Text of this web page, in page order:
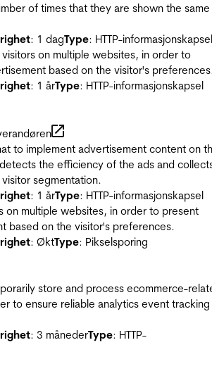
of times that they are shown the same
: 1 dagType: HTTP-informasjonskapsel
on multiple websites, in order to
based on the visitor's
: 1 årType: HTTP-informasjonskapsel
to implement advertisement content on
the efficiency of the ads and
segmentation.
: 1 årType: HTTP-informasjonskapsel
on multiple websites, in order to present
based on the visitor's preferences.
: ØktType: Pikselsporing
store and process ecommerce-
to ensure reliable analytics event tracking
: 3 månederType: HTTP-